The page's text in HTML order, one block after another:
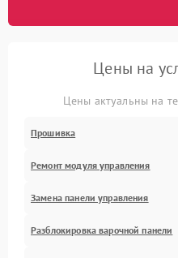
Цены на
Цены актуальны на
Прошивка
Ремонт модуля управления
Замена панели управления
Разблокировка варочной панели